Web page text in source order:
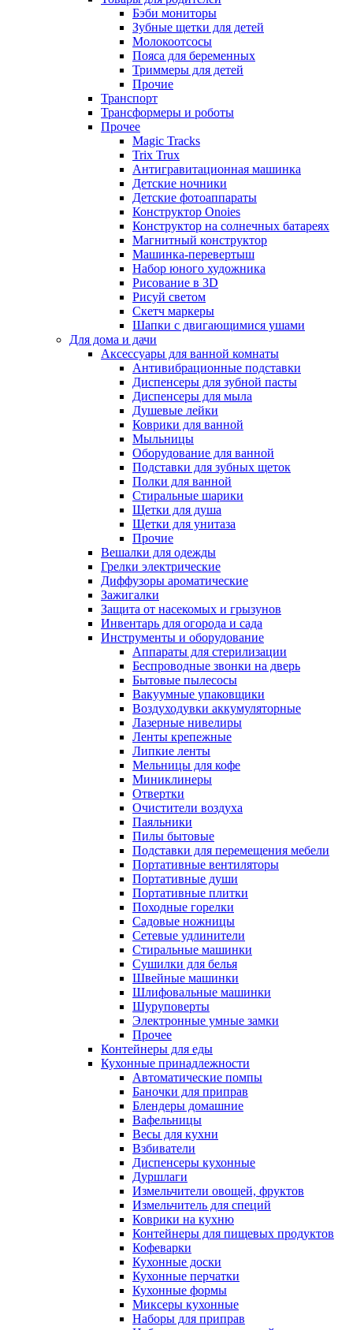
Бэби мониторы
Зубные щетки для детей
Молокоотсосы
Пояса для беременных
Триммеры для детей
Прочие
Транспорт
Трансформеры и роботы
Прочее
Magic Tracks
Trix Trux
Антигравитационная машинка
Детские ночники
Детские фотоаппараты
Конструктор Onoies
Конструктор на солнечных батареях
Магнитный конструктор
Машинка-перевертыш
Набор юного художника
Рисование в 3D
Рисуй светом
Скетч маркеры
Шапки с двигающимися ушами
Для дома и дачи
Аксессуары для ванной комнаты
Антивибрационные подставки
Диспенсеры для зубной пасты
Диспенсеры для мыла
Душевые лейки
Коврики для ванной
Мыльницы
Оборудование для ванной
Подставки для зубных щеток
Полки для ванной
Стиральные шарики
Щетки для душа
Щетки для унитаза
Прочие
Вешалки для одежды
Грелки электрические
Диффузоры ароматические
Зажигалки
Защита от насекомых и грызунов
Инвентарь для огорода и сада
Инструменты и оборудование
Аппараты для стерилизации
Беспроводные звонки на дверь
Бытовые пылесосы
Вакуумные упаковщики
Воздуходувки аккумуляторные
Лазерные нивелиры
Ленты крепежные
Липкие ленты
Мельницы для кофе
Миниклинеры
Отвертки
Очистители воздуха
Паяльники
Пилы бытовые
Подставки для перемещения мебели
Портативные вентиляторы
Портативные души
Портативные плитки
Походные горелки
Садовые ножницы
Сетевые удлинители
Стиральные машинки
Сушилки для белья
Швейные машинки
Шлифовальные машинки
Шуруповерты
Электронные умные замки
Прочее
Контейнеры для еды
Кухонные принадлежности
Автоматические помпы
Баночки для приправ
Блендеры домашние
Вафельницы
Весы для кухни
Взбиватели
Диспенсеры кухонные
Дуршлаги
Измельчители овощей, фруктов
Измельчитель для специй
Коврики на кухню
Контейнеры для пищевых продуктов
Кофеварки
Кухонные доски
Кухонные перчатки
Кухонные формы
Миксеры кухонные
Наборы для приправ